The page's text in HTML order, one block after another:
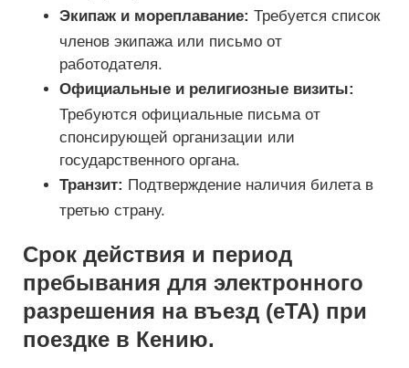
Экипаж и мореплавание: Требуется список
членов экипажа или письмо от
работодателя.
Официальные и религиозные визиты:
Требуются официальные письма от
спонсирующей организации или
государственного органа.
Транзит: Подтверждение наличия билета в
третью страну.
Срок действия и период
пребывания для электронного
разрешения на въезд (eTA) при
поездке в Кению.